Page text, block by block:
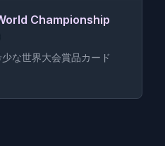
Championship
な世界大会賞品カード